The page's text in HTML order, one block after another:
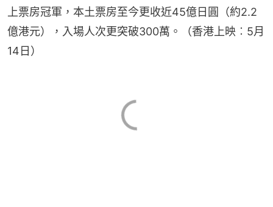
上票房冠軍，本土票房至今更收近45億日圓（約2.2
億港元），入場人次更突破300萬。（香港上映︰5月
14日）